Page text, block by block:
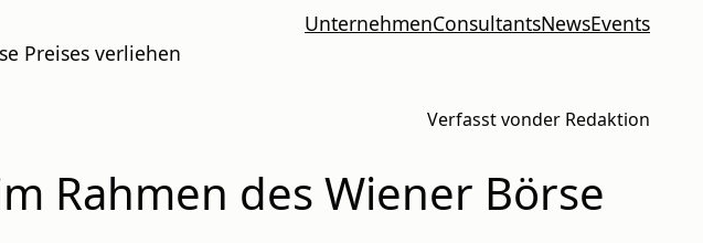
UnternehmenConsultantsNewsEvents
Preises verliehen
Verfasst vonder Redaktion
Rahmen des Wiener Börse